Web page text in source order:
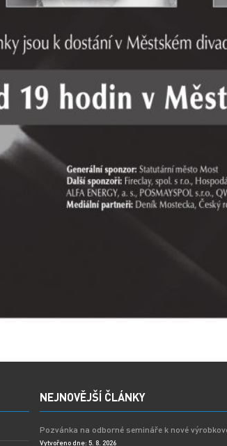
NEJNOVĚJŠÍ ČLÁNKY
Pozvánka na odborné semináře k nové
Vytvořeno dne: 5. 8. 2026